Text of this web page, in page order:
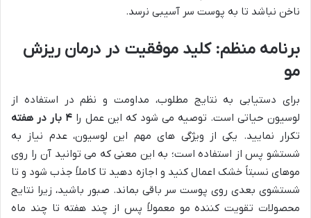
ناخن نباشد تا به پوست سر آسیبی نرسد.
برنامه منظم: کلید موفقیت در درمان ریزش
مو
برای دستیابی به نتایج مطلوب، مداومت و نظم در استفاده از
لوسیون حیاتی است. توصیه می شود که این عمل را ۴ بار در هفته
تکرار نمایید. یکی از ویژگی های مهم این لوسیون، عدم نیاز به
شستشو پس از استفاده است؛ به این معنی که می توانید آن را روی
موهای نسبتاً خشک اعمال کنید و اجازه دهید تا کاملاً جذب شود و تا
شستشوی بعدی روی پوست سر باقی بماند. صبور باشید، زیرا نتایج
محصولات تقویت کننده مو معمولاً پس از چند هفته تا چند ماه